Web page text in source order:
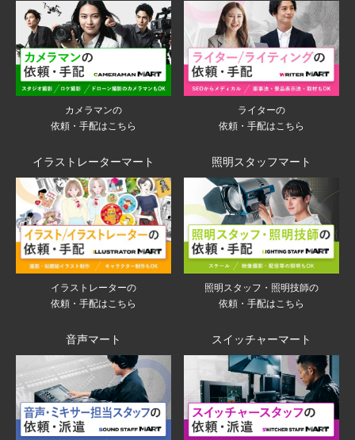
カメラマンの
依頼・手配はこちら
ライターの
依頼・手配はこちら
イラストレーターマート
イラストレーターの
依頼・手配はこちら
照明スタッフマート
照明スタッフ・照明技師の
依頼・手配はこちら
音声マート スイッチャーマート